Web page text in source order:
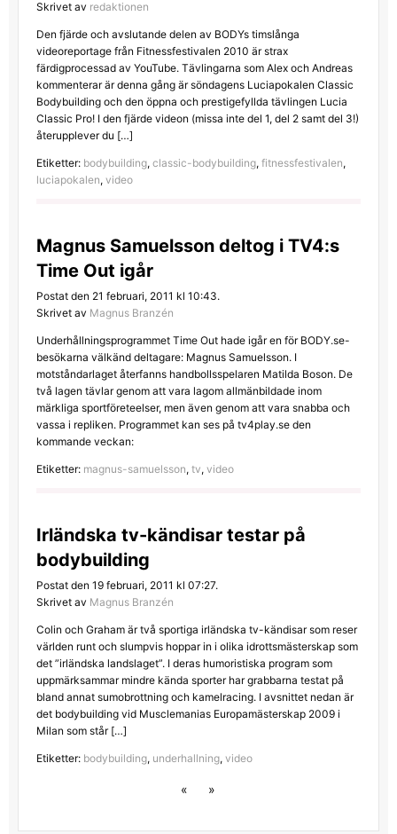
Skrivet av redaktionen
Den fjärde och avslutande delen av BODYs timslånga
videoreportage från Fitnessfestivalen 2010 är strax
färdigprocessad av YouTube. Tävlingarna som Alex och Andreas
kommenterar är denna gång är söndagens Luciapokalen Classic
Bodybuilding och den öppna och prestigefyllda tävlingen Lucia
Classic Pro! I den fjärde videon (missa inte del 1, del 2 samt del 3!)
återupplever du […]
Etiketter: bodybuilding, classic-bodybuilding, fitnessfestivalen,
luciapokalen, video
Magnus Samuelsson deltog i TV4:s
Time Out igår
Postat den 21 februari, 2011 kl 10:43.
Skrivet av Magnus Branzén
Underhållningsprogrammet Time Out hade igår en för BODY.se-
besökarna välkänd deltagare: Magnus Samuelsson. I
motståndarlaget återfanns handbollsspelaren Matilda Boson. De
två lagen tävlar genom att vara lagom allmänbildade inom
märkliga sportföreteelser, men även genom att vara snabba och
vassa i repliken. Programmet kan ses på tv4play.se den
kommande veckan:
Etiketter: magnus-samuelsson, tv, video
Irländska tv-kändisar testar på
bodybuilding
Postat den 19 februari, 2011 kl 07:27.
Skrivet av Magnus Branzén
Colin och Graham är två sportiga irländska tv-kändisar som reser
världen runt och slumpvis hoppar in i olika idrottsmästerskap som
det ”irländska landslaget”. I deras humoristiska program som
uppmärksammar mindre kända sporter har grabbarna testat på
bland annat sumobrottning och kamelracing. I avsnittet nedan är
det bodybuilding vid Musclemanias Europamästerskap 2009 i
Milan som står […]
Etiketter: bodybuilding, underhallning, video
« »